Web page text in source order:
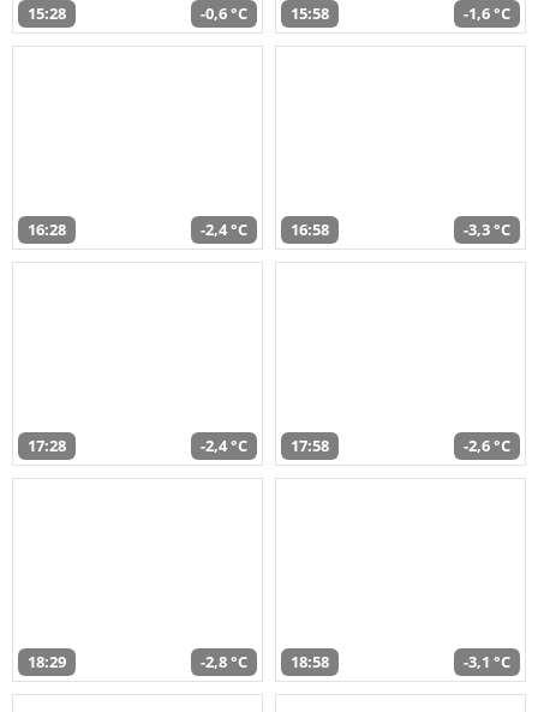
15:28 -0,6 °C 15:58 -1,6 °C
16:28 -2,4 °C 16:58 -3,3 °C
17:28 -2,4 °C 17:58 -2,6 °C
18:29 -2,8 °C 18:58 -3,1 °C